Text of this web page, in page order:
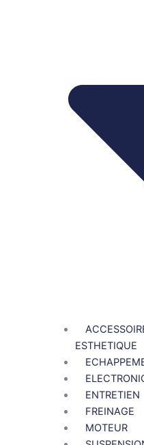
ESTHETIQUE
ENTRETIEN
FREINAGE
MOTEUR